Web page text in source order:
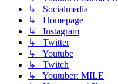
↳ Socialmedia
↳ Homepage
↳ Instagram
↳ Twitter
↳ Youtube
↳ Twitch
↳ Youtuber: MILE